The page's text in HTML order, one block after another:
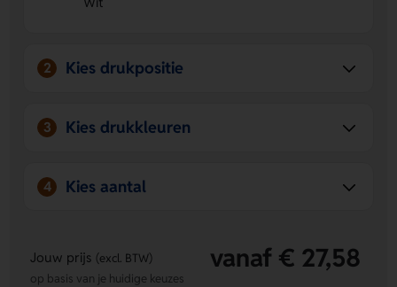
2 Kies drukpositie
3 Kies drukkleuren
4 Kies aantal
Jouw prijs (excl. BTW) vanaf € 27,58
op basis van je huidige keuzes